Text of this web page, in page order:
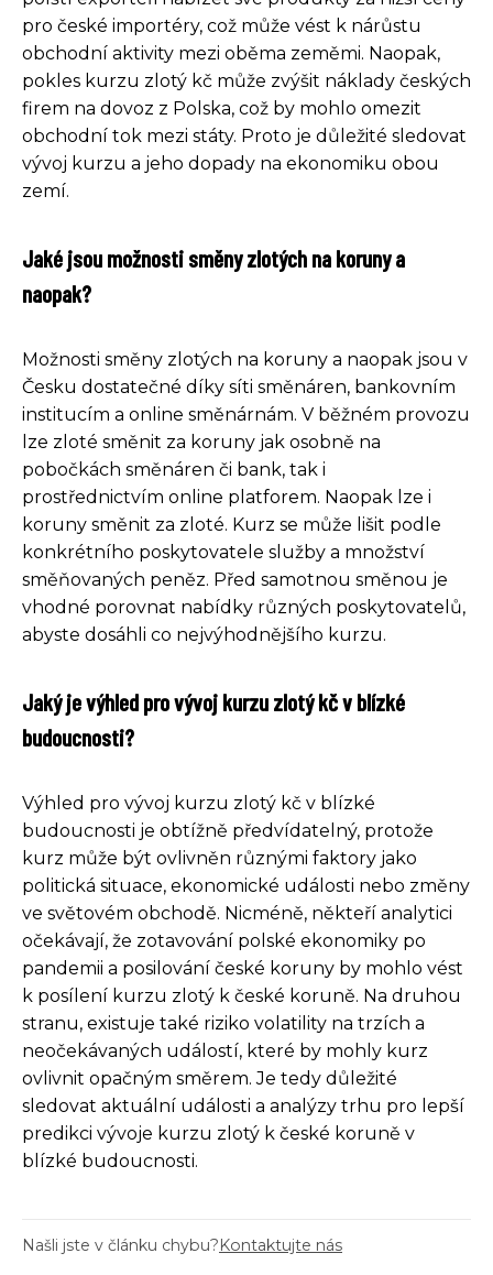
pro české importéry, což může vést k nárůstu
obchodní aktivity mezi oběma zeměmi. Naopak,
pokles kurzu zlotý kč může zvýšit náklady českých
firem na dovoz z Polska, což by mohlo omezit
obchodní tok mezi státy. Proto je důležité sledovat
vývoj kurzu a jeho dopady na ekonomiku obou
zemí.
Jaké jsou možnosti směny zlotých na koruny a
naopak?
Možnosti směny zlotých na koruny a naopak jsou v
Česku dostatečné díky síti směnáren, bankovním
institucím a online směnárnám. V běžném provozu
lze zloté směnit za koruny jak osobně na
pobočkách směnáren či bank, tak i
prostřednictvím online platforem. Naopak lze i
koruny směnit za zloté. Kurz se může lišit podle
konkrétního poskytovatele služby a množství
směňovaných peněz. Před samotnou směnou je
vhodné porovnat nabídky různých poskytovatelů,
abyste dosáhli co nejvýhodnějšího kurzu.
Jaký je výhled pro vývoj kurzu zlotý kč v blízké
budoucnosti?
Výhled pro vývoj kurzu zlotý kč v blízké
budoucnosti je obtížně předvídatelný, protože
kurz může být ovlivněn různými faktory jako
politická situace, ekonomické události nebo změny
ve světovém obchodě. Nicméně, někteří analytici
očekávají, že zotavování polské ekonomiky po
pandemii a posilování české koruny by mohlo vést
k posílení kurzu zlotý k české koruně. Na druhou
stranu, existuje také riziko volatility na trzích a
neočekávaných událostí, které by mohly kurz
ovlivnit opačným směrem. Je tedy důležité
sledovat aktuální události a analýzy trhu pro lepší
predikci vývoje kurzu zlotý k české koruně v
blízké budoucnosti.
Našli jste v článku chybu?Kontaktujte nás